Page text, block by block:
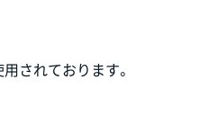
されております。